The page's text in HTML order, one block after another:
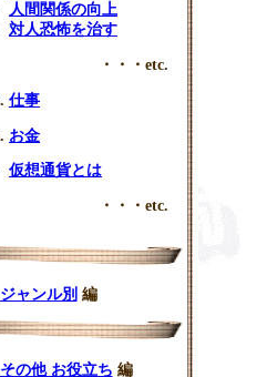
人間関係の向上
対人恐怖を治す
・・・etc.
仕事
お金
仮想通貨とは
・・・etc.
ジャンル別 編
その他 お役立ち 編